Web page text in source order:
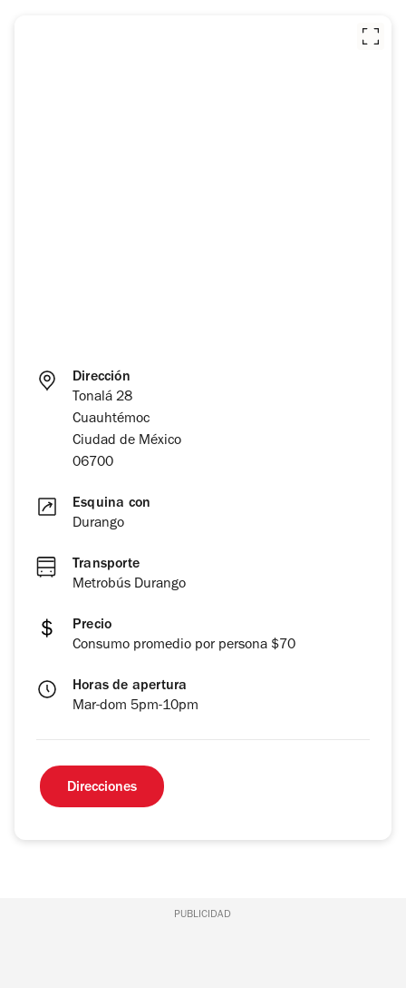
Dirección
Tonalá 28
Cuauhtémoc
Ciudad de México
06700
Esquina con
Durango
Transporte
Metrobús Durango
Precio
Consumo promedio por persona $70
Horas de apertura
Mar-dom 5pm-10pm
Direcciones
PUBLICIDAD